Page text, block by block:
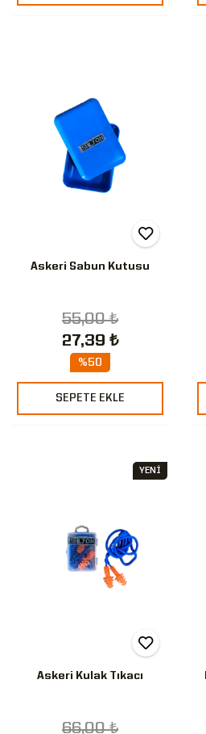
Askeri Sabun Kutusu
55,00 ₺
27,39 ₺
%50
SEPETE EKLE
Askeri Kulak Tıkacı
66,00 ₺
YENİ